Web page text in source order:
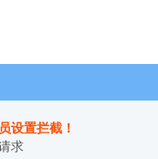
设置拦截！
求